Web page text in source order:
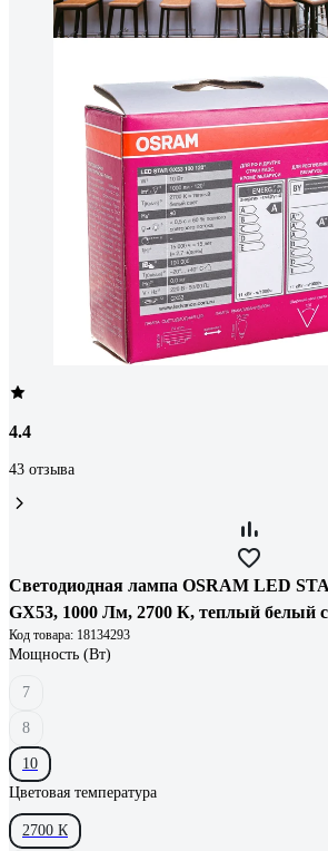
4.4
43 отзыва
Светодиодная лампа OSRAM LED
GX53, 1000 Лм, 2700 К, теплый белый
Код товара: 18134293
Мощность (Вт)
7
8
10
Цветовая температура
2700 К